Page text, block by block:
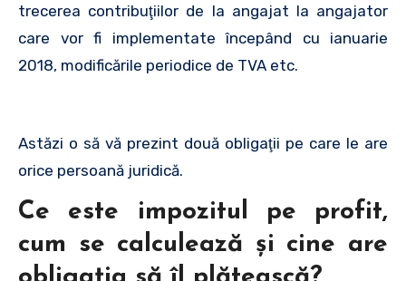
trecerea contribuţiilor de la angajat la angajator
care vor fi implementate începând cu ianuarie
2018, modificările periodice de TVA etc.
Astăzi o să vă prezint două obligaţii pe care le are
orice persoană juridică.
Ce este impozitul pe profit,
cum se calculează şi cine are